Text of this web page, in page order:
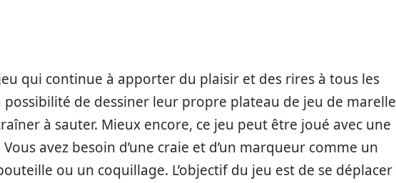
qui continue à apporter du plaisir et des rires à tous les
possibilité de dessiner leur propre plateau de jeu de marelle
à sauter. Mieux encore, ce jeu peut être joué avec une
avez besoin d’une craie et d’un marqueur comme un
ou un coquillage. L’objectif du jeu est de se déplacer